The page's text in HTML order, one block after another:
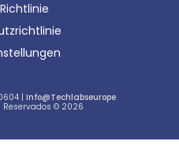
| Info@techlabseurope
Reservados © 2026